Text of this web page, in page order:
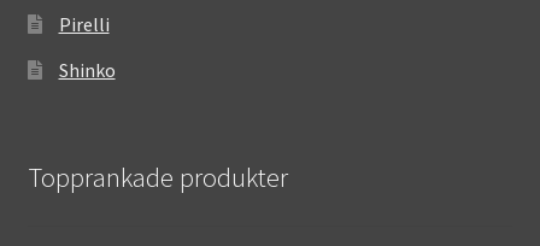
Pirelli
Shinko
Topprankade produkter